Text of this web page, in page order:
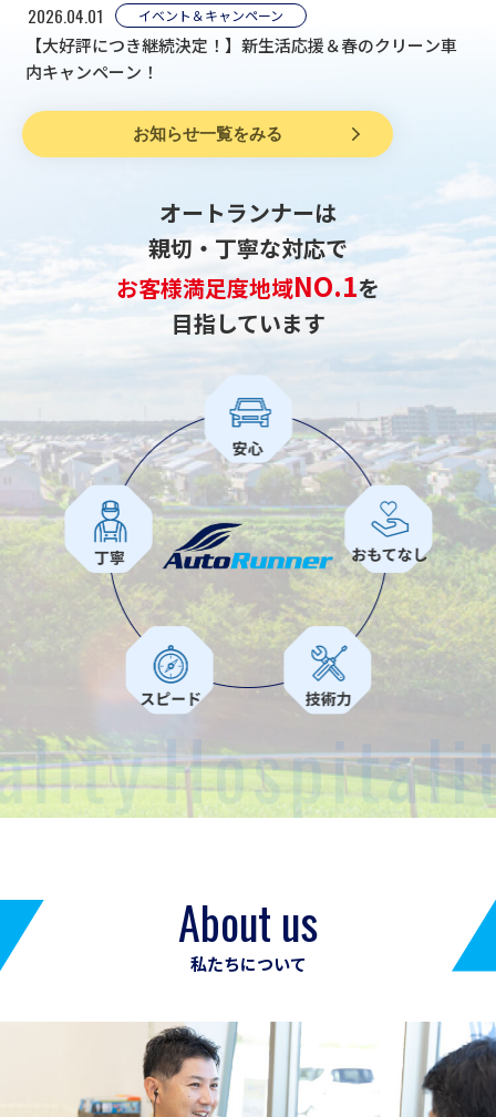
2026.04.01 イベント＆キャンペーン
【大好評につき継続決定！】新生活応援＆春のクリーン車
内キャンペーン！
お知らせ一覧をみる
オートランナーは
親切・丁寧な対応で
お客様満足度地域NO.1を
目指しています
About us
私たちについて